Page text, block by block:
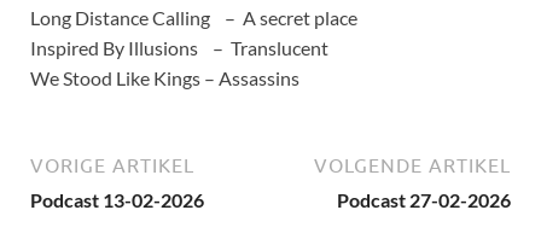
Long Distance Calling – A secret place
Inspired By Illusions – Translucent
We Stood Like Kings – Assassins
VORIGE ARTIKEL
Podcast 13-02-2026
VOLGENDE ARTIKEL
Podcast 27-02-2026